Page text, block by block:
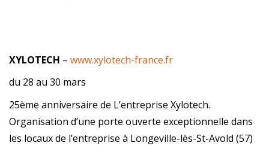
XYLOTECH – www.xylotech-france.fr
du 28 au 30 mars
25ème anniversaire de L’entreprise Xylotech.
Organisation d’une porte ouverte exceptionnelle dans
les locaux de l’entreprise à Longeville-lès-St-Avold (57)